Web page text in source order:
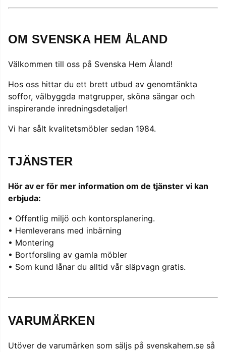
OM SVENSKA HEM ÅLAND
Välkommen till oss på Svenska Hem Åland!
Hos oss hittar du ett brett utbud av genomtänkta
soffor, välbyggda matgrupper, sköna sängar och
inspirerande inredningsdetaljer!
Vi har sålt kvalitetsmöbler sedan 1984.
TJÄNSTER
Hör av er för mer information om de tjänster vi kan
erbjuda:
• Offentlig miljö och kontorsplanering.
• Hemleverans med inbärning
• Montering
• Bortforsling av gamla möbler
• Som kund lånar du alltid vår släpvagn gratis.
VARUMÄRKEN
Utöver de varumärken som säljs på svenskahem.se så